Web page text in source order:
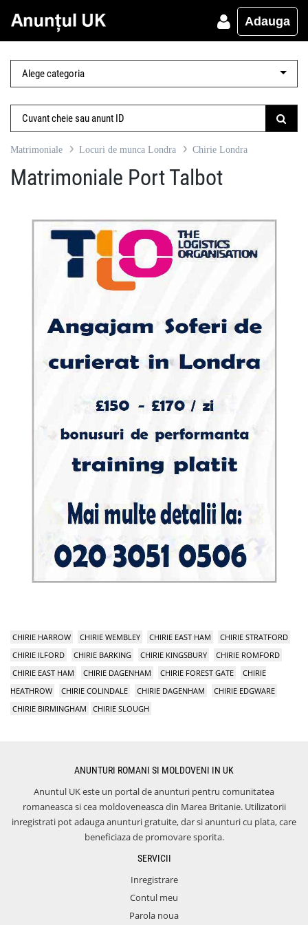
Adauga
Matrimoniale Locuri de munca Londra Chirie Londra
Matrimoniale Port Talbot
CHIRIE HARROW CHIRIE WEMBLEY CHIRIE EAST HAM
CHIRIE STRATFORD
CHIRIE ILFORD
CHIRIE BARKING CHIRIE KINGSBURY
CHIRIE ROMFORD
CHIRIE EAST HAM
CHIRIE DAGENHAM CHIRIE FOREST GATE
CHIRIE
HEATHROW
CHIRIE COLINDALE CHIRIE DAGENHAM
CHIRIE EDGWARE
CHIRIE BIRMINGHAM
CHIRIE SLOUGH
ANUNTURI ROMANI SI MOLDOVENI IN UK
Anuntul UK este un portal de anunturi pentru comunitatea
romaneasca si cea moldoveneasca din Marea Britanie. Utilizatorii
inregistrati pot adauga anunturi gratuite, dar si anunturi cu plata, care
beneficiaza de promovare sporita.
SERVICII
Inregistrare
Contul meu
Parola noua